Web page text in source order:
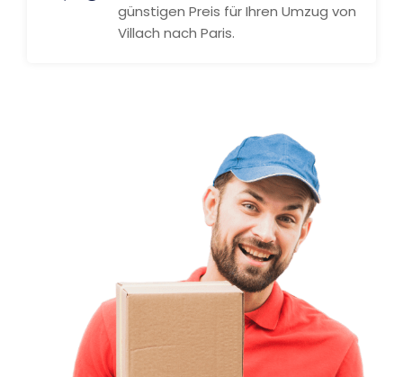
günstigen Preis für Ihren Umzug von
Villach nach Paris.